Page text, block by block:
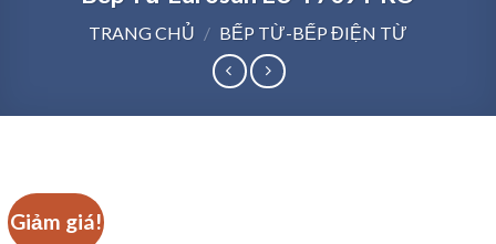
TRANG CHỦ / BẾP TỪ-BẾP ĐIỆN TỪ
Giảm giá!